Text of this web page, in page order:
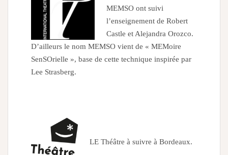
MEMSO ont suivi
l’enseignement de Robert
Castle et Alejandra Orozco.
D’ailleurs le nom MEMSO vient de « MEMoire
SenSOrielle », base de cette technique inspirée par
Lee Strasberg.
LE Théâtre à suivre à Bordeaux.